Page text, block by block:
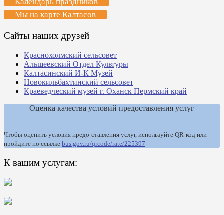
Мы на карте Калтасов
Сайты наших друзей
Краснохолмский сельсовет
Альшеевский Отдел Культуры
Калтасинский И-К Музей
Новокильбахтинский сельсовет
Краеведческий музей г. Оханск Пермский край
Оценка качества условий предоставления услуг
Чтобы оценить условия предо-ставления услуг, используйте QR-код или
пройдите по ссылке bus.gov.ru/qrcode/rate/225397
К вашим услугам: